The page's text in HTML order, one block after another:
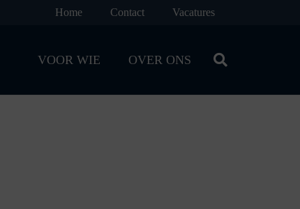
Home Contact Vacatures
VOOR WIE OVER ONS